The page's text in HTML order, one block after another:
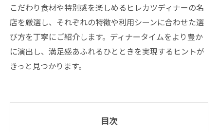
こだわり食材や特別感を楽しめるヒレカツディナーの名
店を厳選し、それぞれの特徴や利用シーンに合わせた選
び方を丁寧にご紹介します。ディナータイムをより豊か
に演出し、満足感あふれるひとときを実現するヒントが
きっと見つかります。
目次